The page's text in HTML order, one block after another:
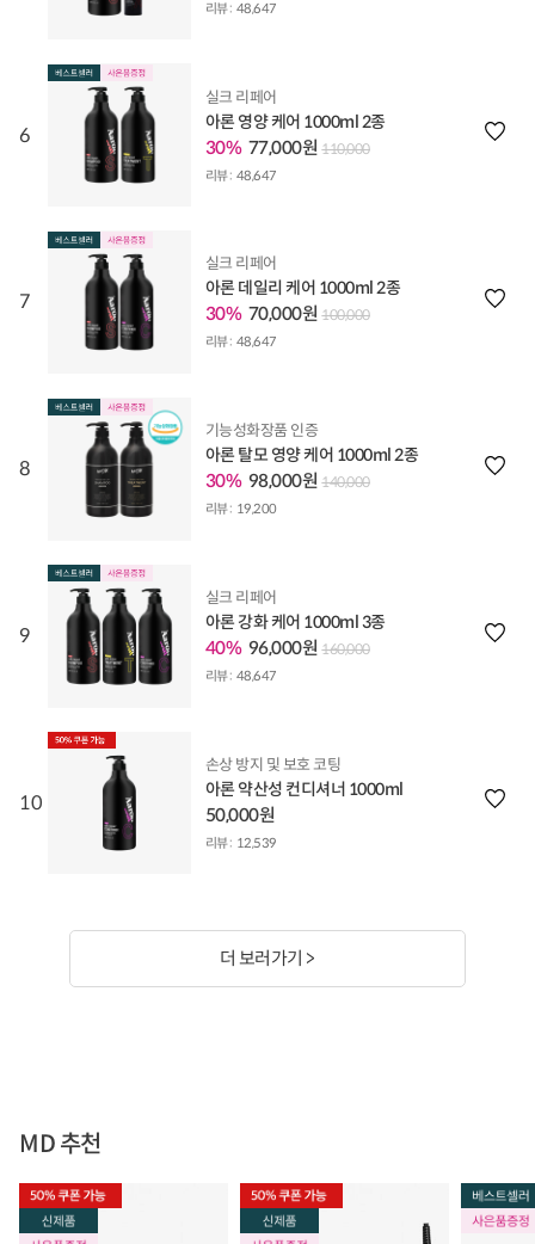
리뷰 : 48,647
6
실크 리페어
아론 영양 케어 1000ml 2종
30% 77,000원 110,000
리뷰 : 48,647
7
실크 리페어
아론 데일리 케어 1000ml 2종
30% 70,000원 100,000
리뷰 : 48,647
8
기능성화장품 인증
아론 탈모 영양 케어 1000ml 2종
30% 98,000원 140,000
리뷰 : 19,200
9
실크 리페어
아론 강화 케어 1000ml 3종
40% 96,000원 160,000
리뷰 : 48,647
10
손상 방지 및 보호 코팅
아론 약산성 컨디셔너 1000ml
50,000원
리뷰 : 12,539
더 보러가기 >
MD 추천